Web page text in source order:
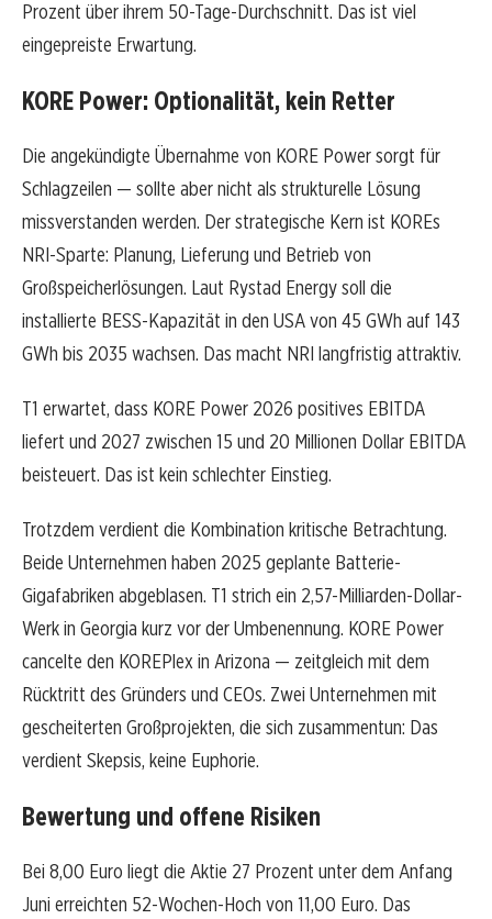
Prozent über ihrem 50-Tage-Durchschnitt. Das ist viel
eingepreiste Erwartung.
KORE Power: Optionalität, kein Retter
Die angekündigte Übernahme von KORE Power sorgt für
Schlagzeilen — sollte aber nicht als strukturelle Lösung
missverstanden werden. Der strategische Kern ist KOREs
NRI-Sparte: Planung, Lieferung und Betrieb von
Großspeicherlösungen. Laut Rystad Energy soll die
installierte BESS-Kapazität in den USA von 45 GWh auf 143
GWh bis 2035 wachsen. Das macht NRI langfristig attraktiv.
T1 erwartet, dass KORE Power 2026 positives EBITDA
liefert und 2027 zwischen 15 und 20 Millionen Dollar EBITDA
beisteuert. Das ist kein schlechter Einstieg.
Trotzdem verdient die Kombination kritische Betrachtung.
Beide Unternehmen haben 2025 geplante Batterie-
Gigafabriken abgeblasen. T1 strich ein 2,57-Milliarden-Dollar-
Werk in Georgia kurz vor der Umbenennung. KORE Power
cancelte den KOREPlex in Arizona — zeitgleich mit dem
Rücktritt des Gründers und CEOs. Zwei Unternehmen mit
gescheiterten Großprojekten, die sich zusammentun: Das
verdient Skepsis, keine Euphorie.
Bewertung und offene Risiken
Bei 8,00 Euro liegt die Aktie 27 Prozent unter dem Anfang
Juni erreichten 52-Wochen-Hoch von 11,00 Euro. Das